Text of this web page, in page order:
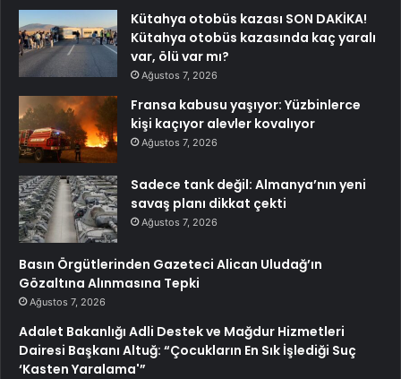
Kütahya otobüs kazası SON DAKİKA!
Kütahya otobüs kazasında kaç yaralı
var, ölü var mı?
Ağustos 7, 2026
Fransa kabusu yaşıyor: Yüzbinlerce
kişi kaçıyor alevler kovalıyor
Ağustos 7, 2026
Sadece tank değil: Almanya’nın yeni
savaş planı dikkat çekti
Ağustos 7, 2026
Basın Örgütlerinden Gazeteci Alican Uludağ’ın
Gözaltına Alınmasına Tepki
Ağustos 7, 2026
Adalet Bakanlığı Adli Destek ve Mağdur Hizmetleri
Dairesi Başkanı Altuğ: “Çocukların En Sık İşlediği Suç
‘Kasten Yaralama'”